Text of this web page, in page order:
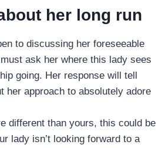
her long run
to discussing her foreseeable
ask her where this lady sees
going. Her response will tell
her approach to absolutely adore
different than yours, this could be
lady isn’t looking forward to a